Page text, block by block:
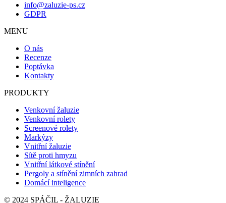
info@zaluzie-ps.cz
GDPR
MENU
O nás
Recenze
Poptávka
Kontakty
PRODUKTY
Venkovní žaluzie
Venkovní rolety
Screenové rolety
Markýzy
Vnitřní žaluzie
Sítě proti hmyzu
Vnitřní látkové stínění
Pergoly a stínění zimních zahrad
Domácí inteligence
© 2024 SPÁČIL - ŽALUZIE